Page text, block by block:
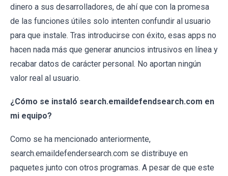
dinero a sus desarrolladores, de ahí que con la promesa
de las funciones útiles solo intenten confundir al usuario
para que instale. Tras introducirse con éxito, esas apps no
hacen nada más que generar anuncios intrusivos en línea y
recabar datos de carácter personal. No aportan ningún
valor real al usuario.
¿Cómo se instaló search.emaildefendsearch.com en
mi equipo?
Como se ha mencionado anteriormente,
search.emaildefendersearch.com se distribuye en
paquetes junto con otros programas. A pesar de que este